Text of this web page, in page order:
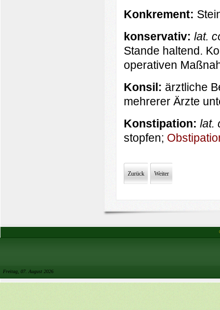
Konkrement:
konservativ: lat.
Stande haltend.
operativen
Konsil: ärztliche
mehrerer Ärzte
Konstipation: lat.
stopfen;
Zurück Weiter
Freitag, 07. August 2026